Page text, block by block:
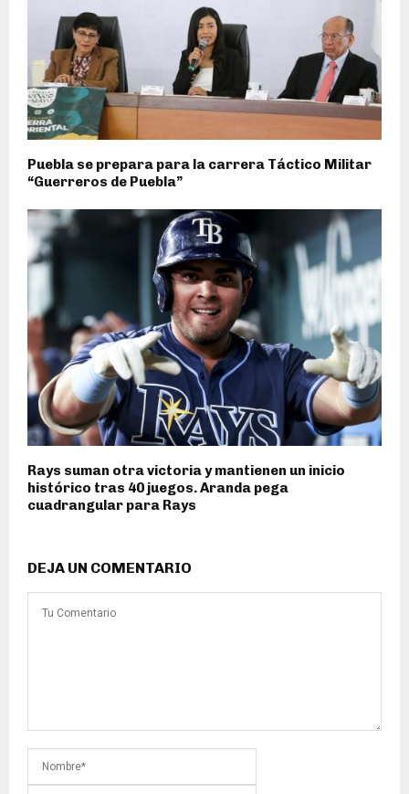
Puebla se prepara para la carrera Táctico Militar
“Guerreros de Puebla”
Rays suman otra victoria y mantienen un inicio
histórico tras 40 juegos. Aranda pega
cuadrangular para Rays
DEJA UN COMENTARIO